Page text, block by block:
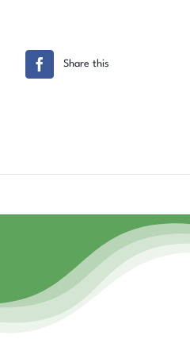
Share this